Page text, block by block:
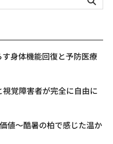
す身体機能回復と予防医療
視覚障害者が完全に自由に
値〜酷暑の柏で感じた温か